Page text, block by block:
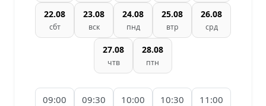
22.08
сбт
23.08
вск
24.08
пнд
25.08
втр
26.08
срд
27.08
чтв
28.08
птн
09:00 09:30 10:00 10:30
11:00